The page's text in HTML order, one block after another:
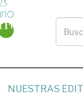
NUESTRAS